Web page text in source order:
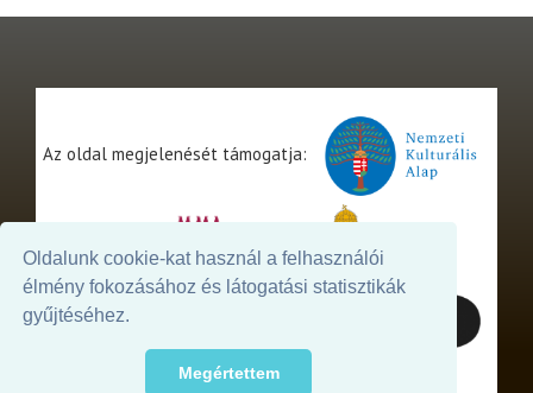
Oldalunk cookie-kat használ a felhasználói
élmény fokozásához és látogatási statisztikák
gyűjtéséhez.
Megértettem
Az oldal megjelenését támogatja: